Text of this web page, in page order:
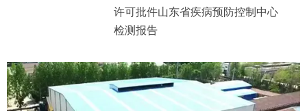
许可批件山东省疾病预防控制中心
检测报告